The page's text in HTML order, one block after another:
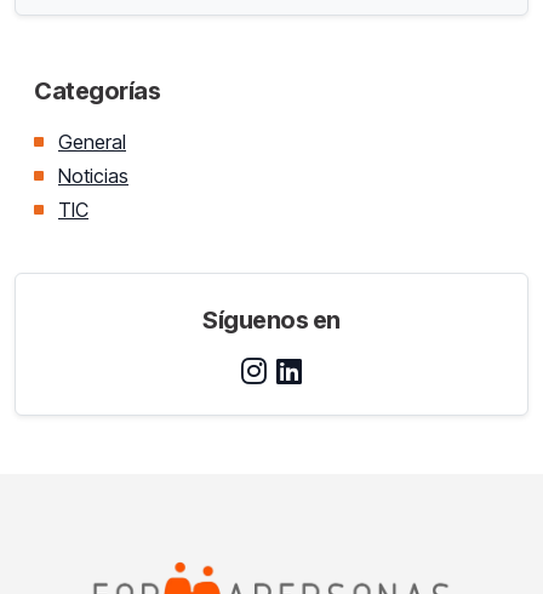
Categorías
General
Noticias
TIC
Síguenos en